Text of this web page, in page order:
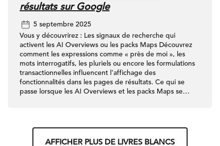
résultats sur Google
5 septembre 2025
Vous y découvrirez : Les signaux de recherche qui
activent les AI Overviews ou les packs Maps Découvrez
comment les expressions comme « près de moi », les
mots interrogatifs, les pluriels ou encore les formulations
transactionnelles influencent l’affichage des
fonctionnalités dans les pages de résultats. Ce qui se
passe lorsque les AI Overviews et les packs Maps se
les résultats de recherche Découvrez comment des
secteurs comme les services automobiles, les services à
AFFICHER PLUS DE LIVRES BLANCS